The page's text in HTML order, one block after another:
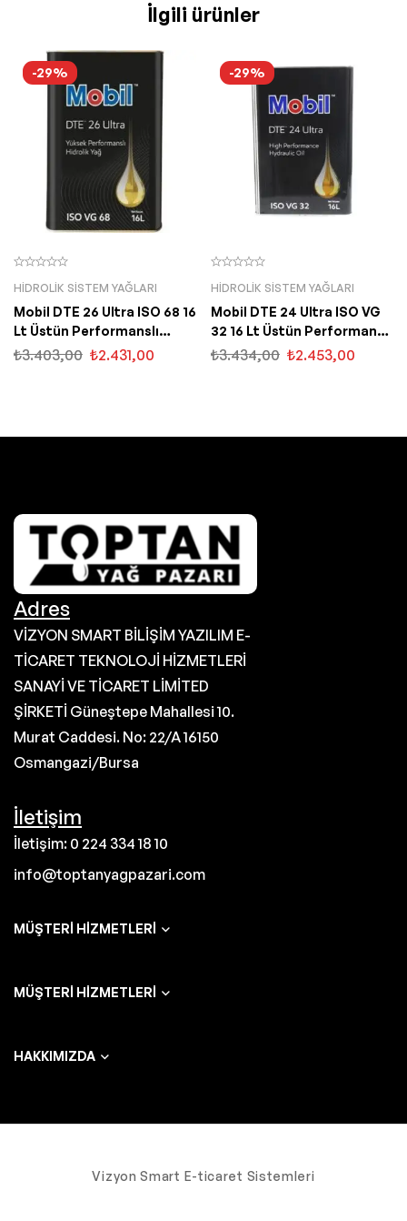
İlgili ürünler
-29%
HIDROLIK SISTEM YAĞLARI
Mobil DTE 26 Ultra ISO 68 16
Lt Üstün Performanslı
Hidrolik Sistem Yağı
₺3.403,00 ₺2.431,00
-29%
HIDROLIK SISTEM YAĞLARI
Mobil DTE 24 Ultra ISO VG
32 16 Lt Üstün Performanslı
Hidrolik Yağ
₺3.434,00 ₺2.453,00
Adres
VİZYON SMART BİLİŞİM YAZILIM E-
TİCARET TEKNOLOJİ HİZMETLERİ
SANAYİ VE TİCARET LİMİTED
ŞİRKETİ Güneştepe Mahallesi 10.
Murat Caddesi. No: 22/A 16150
Osmangazi/Bursa
İletişim
İletişim: 0 224 334 18 10
info@toptanyagpazari.com
MÜŞTERI HIZMETLERI
MÜŞTERI HIZMETLERI
HAKKIMIZDA
Vizyon Smart E-ticaret Sistemleri